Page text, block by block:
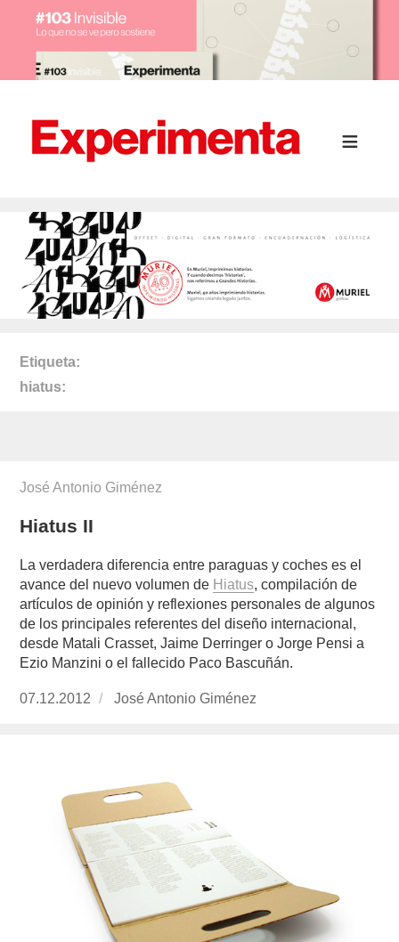
Etiqueta
hiatus
José Antonio Giménez
Hiatus II
La verdadera diferencia entre paraguas y coches es el
avance del nuevo volumen de Hiatus, compilación de
artículos de opinión y reflexiones personales de algunos
de los principales referentes del diseño internacional,
desde Matali Crasset, Jaime Derringer o Jorge Pensi a
Ezio Manzini o el fallecido Paco Bascuñán.
Publicado
07.12.2012 https://www.experimenta.es/author/
José Antonio Giménez